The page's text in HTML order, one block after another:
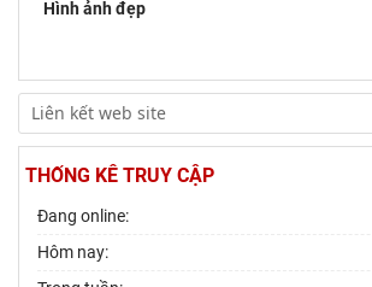
Lễ ký kết Thỏa thuận hợp
lâm Khoa học xã hội Việt
Viện Khoa học xã hội vùng
Hình ảnh đẹp
THỐNG KÊ TRUY CẬP
Đang online:
Hôm nay: